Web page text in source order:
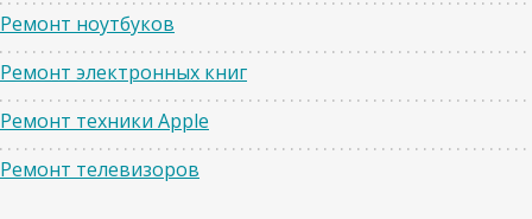
Ремонт ноутбуков
Ремонт электронных книг
Ремонт техники Apple
Ремонт телевизоров